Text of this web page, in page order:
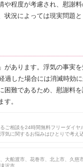
や程度が考慮され、慰謝
状況によっては現実問題
があります。浮気の事実
過した場合には消滅時効
困難であるため、慰謝料
。
ご相談を24時間無料フリーダイ
気に関するお悩みはひとりで考え
大船渡市、花巻市、北上市、久慈
沢市